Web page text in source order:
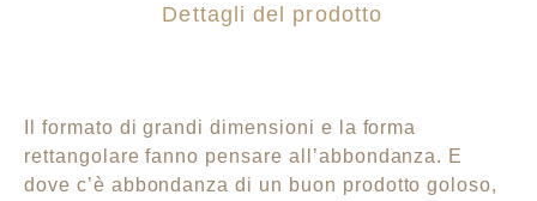
Dettagli del prodotto
Il formato di grandi dimensioni e la forma
rettangolare fanno pensare all’abbondanza. E
dove c’è abbondanza di un buon prodotto goloso,